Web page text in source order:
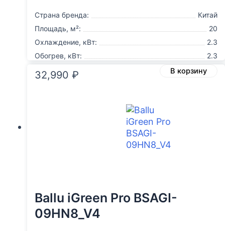
Страна бренда:
Китай
Площадь, м²:
20
Охлаждение, кВт:
2.3
Обогрев, кВт:
2.3
32,990 ₽ В корзину
Ballu iGreen Pro BSAGI-
09HN8_V4